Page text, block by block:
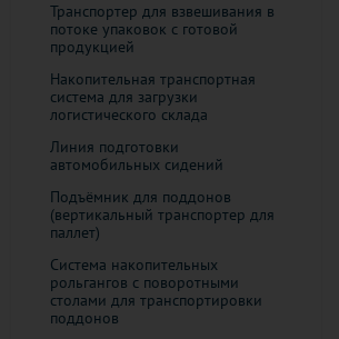
Транспортер для взвешивания в
потоке упаковок с готовой
продукцией
​Накопительная транспортная
система для загрузки
логистического склада
Линия подготовки
автомобильных сидений
Подъёмник для поддонов
(вертикальный транспортер для
паллет)
Система накопительных
рольгангов с поворотными
столами для транспортировки
поддонов